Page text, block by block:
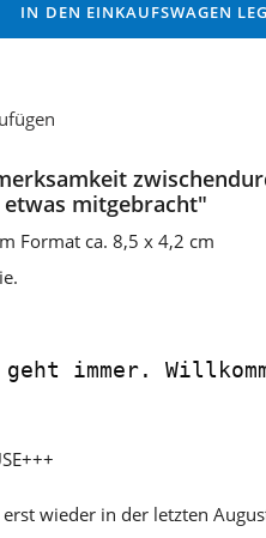
IN DEN EINKAUFSWAGEN
etwas mitgebracht"
Format ca. 8,5 x 4,2 cm
immer.
wieder in der letzten